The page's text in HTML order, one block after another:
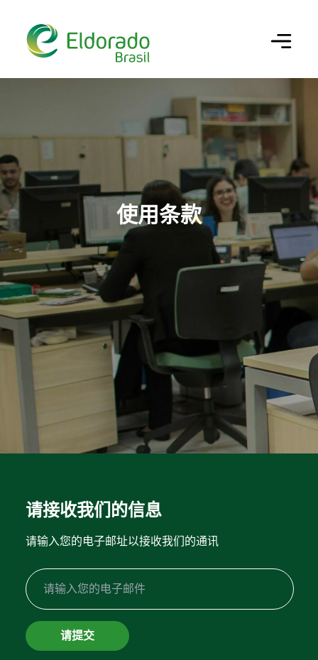
Configurar cookies
Utilizamos cookies para oferecer a melhor
experiência em nosso site. Você pode escolher
quais categorias de cookies deseja permitir. Para
mais informações, consulte nossaPolítica de
Cookies Estritamente Necessários
Necessários para o funcionamento do site e
segurança da navegação.
Cookies de Desempenho/Performance
Permitem analisar acessos e
comportamento de navegação para
melhorar a performance do site.
Recusar não essenciais
Salvar preferências
巴西埃尔多拉多（ELDORADO BRASIL）
历史沿革
我们的文化
立足
业务、绩效和创新
我们的纸浆
生产链
林区
可再生能源发电
Tabela de Preços
可持续性
可持续经营
废物管理
生物多样性
巴西埃尔多拉多（Eldorado Brasil）在社区
认证
森林管理计划
治理
管理模式
巴西埃尔多拉多
About Ethics Line
与投资者的关系
财务报表
对市场的公告
与我们共事
招聘信息
内容中心
新闻稿
媒体中的埃尔多拉多
新闻办公室
PT
EN
使用条款
请接收我们的信息
请输入您的电子邮址以接收我们的通讯
请提交